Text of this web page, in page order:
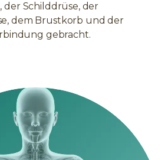
der Schilddrüse, der
dem Brustkorb und der
gebracht.